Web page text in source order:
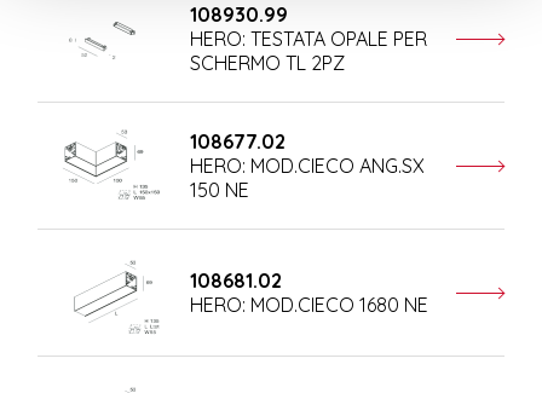
108930.99
HERO: TESTATA OPALE PER
SCHERMO TL 2PZ
108677.02
HERO: MOD.CIECO ANG.SX
150 NE
108681.02
HERO: MOD.CIECO 1680 NE